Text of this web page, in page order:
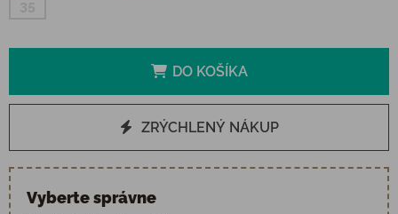
DO KOŠÍKA
ZRÝCHLENÝ NÁKUP
Vyberte správne